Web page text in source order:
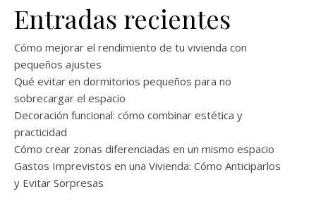
Entradas recientes
Cómo mejorar el rendimiento de tu vivienda con
pequeños ajustes
Qué evitar en dormitorios pequeños para no
sobrecargar el espacio
Decoración funcional: cómo combinar estética y
practicidad
Cómo crear zonas diferenciadas en un mismo espacio
Gastos Imprevistos en una Vivienda: Cómo Anticiparlos
y Evitar Sorpresas